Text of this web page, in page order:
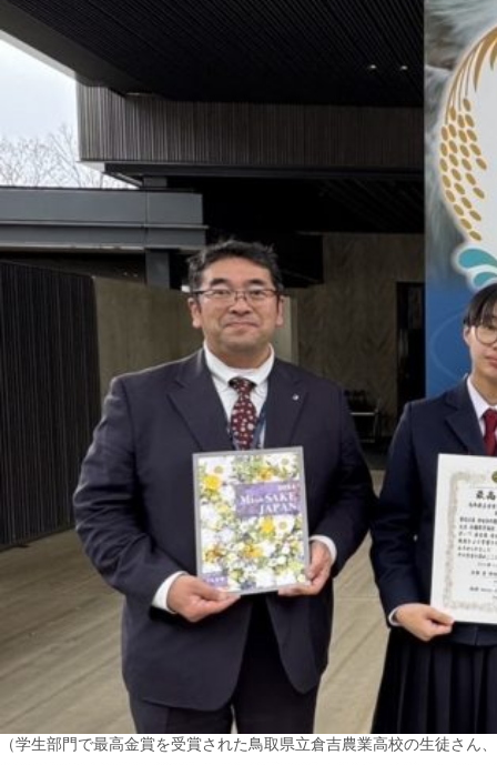
（学生部門で最高金賞を受賞された鳥取県立倉吉農業高校の生徒さん